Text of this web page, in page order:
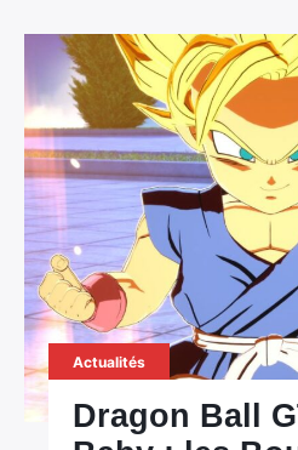
Actualités
Dragon Ball